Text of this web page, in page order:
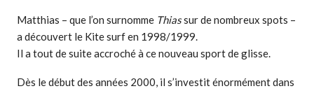
Matthias – que l’on surnomme Thiassur de nombreux spots –
a découvert le Kite surf en 1998/1999.
Il a tout de suite accroché à ce nouveau sport de glisse.
Dès le début des années 2000, il s’investit énormément dans